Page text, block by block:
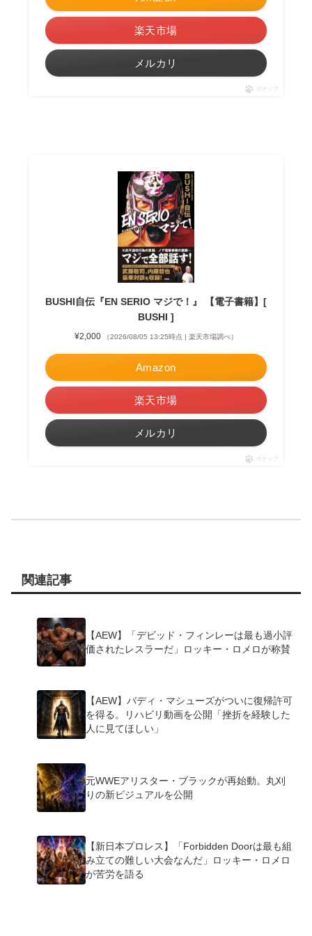
楽天市場
メルカリ
ポチップ
BUSHI自伝『EN SERIO マジで！』 【電子書籍】[
BUSHI ]
¥2,000 （2026/08/05 13:25時点 | 楽天市場調べ）
Amazon
楽天市場
メルカリ
ポチップ
関連記事
【AEW】「デビッド・フィンレーは最も過小評
価されたレスラーだ」ロッキー・ロメロが称賛
【AEW】バディ・マシューズがついに復帰許可
を得る。リハビリ動画を公開「挫折を経験した
人に見てほしい」
元WWEアリスター・ブラックが再始動。丸刈
りの新ビジュアルを公開
【新日本プロレス】「Forbidden Doorは最も組
み立ての難しい大会なんだ」ロッキー・ロメロ
が苦労を語る